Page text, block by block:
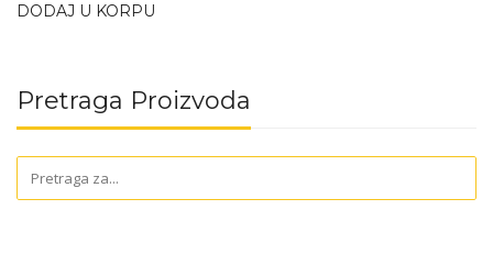
DODAJ U KORPU
Pretraga Proizvoda